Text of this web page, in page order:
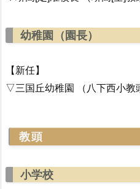
幼稚園（園長）
【新任】
▽三国丘幼稚園 （八下西小
教頭
小学校